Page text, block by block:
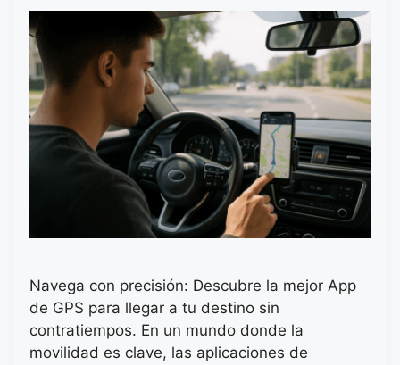
Navega con precisión: Descubre la mejor App
de GPS para llegar a tu destino sin
contratiempos. En un mundo donde la
movilidad es clave, las aplicaciones de